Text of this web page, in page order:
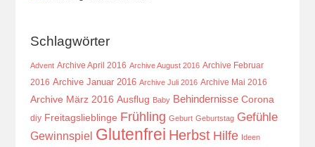
Schlagwörter
Advent Archive April 2016 Archive August 2016 Archive Februar
2016 Archive Januar 2016 Archive Juli 2016 Archive Mai 2016
Archive März 2016 Ausflug Baby Behindernisse Corona
diy Freitagslieblinge Frühling Geburt Geburtstag Gefühle
Gewinnspiel Glutenfrei Herbst Hilfe Ideen